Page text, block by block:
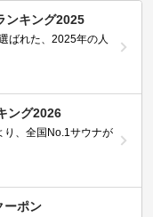
ンキング2025
ばれた、2025年の人
ング2026
り、全国No.1サウナが
ーポン